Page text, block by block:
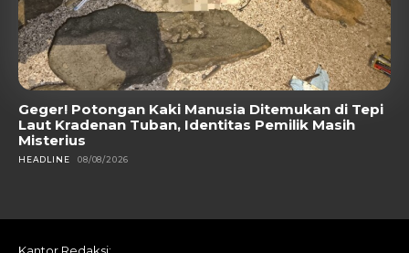
Geger! Potongan Kaki Manusia Ditemukan di Tepi
Laut Kradenan Tuban, Identitas Pemilik Masih
Misterius
HEADLINE 08/08/2026